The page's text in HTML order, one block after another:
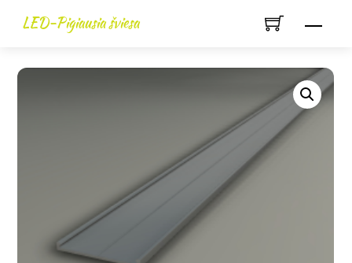
LED-Pigiausia šviesa